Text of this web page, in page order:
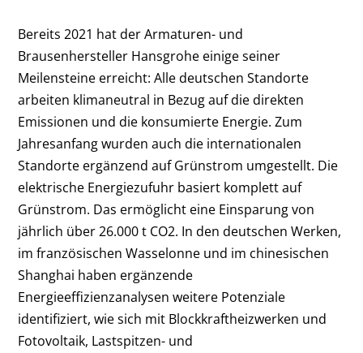
Bereits 2021 hat der Armaturen- und
Brausenhersteller Hansgrohe einige seiner
Meilensteine erreicht: Alle deutschen Standorte
arbeiten klimaneutral in Bezug auf die direkten
Emissionen und die konsumierte Energie. Zum
Jahresanfang wurden auch die internationalen
Standorte ergänzend auf Grünstrom umgestellt. Die
elektrische Energiezufuhr basiert komplett auf
Grünstrom. Das ermöglicht eine Einsparung von
jährlich über 26.000 t CO2. In den deutschen Werken,
im französischen Wasselonne und im chinesischen
Shanghai haben ergänzende
Energieeffizienzanalysen weitere Potenziale
identifiziert, wie sich mit Blockkraftheizwerken und
Fotovoltaik, Lastspitzen- und